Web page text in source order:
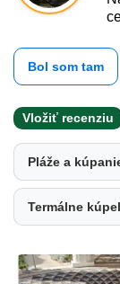
Bol som tam
Vložiť recenziu
Pláže a
Termálne